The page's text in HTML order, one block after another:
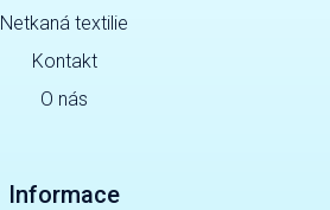
Netkaná textilie
Kontakt
O nás
Informace